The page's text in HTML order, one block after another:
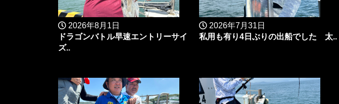
2026年8月1日
ドラゴンバトル早速エントリーサイ
ズ..
2026年7月31日
私用も有り4日ぶりの出船でした 太..